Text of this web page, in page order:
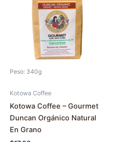
Peso: 340g
Kotowa Coffee
Kotowa Coffee – Gourmet
Duncan Orgánico Natural
En Grano